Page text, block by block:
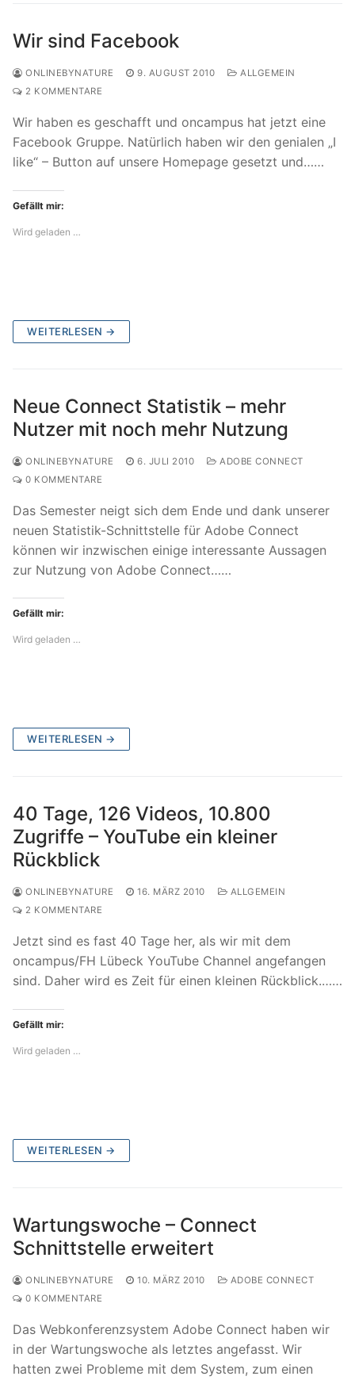
Wir sind Facebook
ONLINEBYNATURE 9. AUGUST 2010
ALLGEMEIN
2 KOMMENTARE
Wir haben es geschafft und oncampus hat jetzt eine
Facebook Gruppe. Natürlich haben wir den genialen „I
like“ – Button auf unsere Homepage gesetzt und……
Gefällt mir:
Wird geladen …
WEITERLESEN →
Neue Connect Statistik – mehr
Nutzer mit noch mehr Nutzung
ONLINEBYNATURE 6. JULI 2010
ADOBE CONNECT
0 KOMMENTARE
Das Semester neigt sich dem Ende und dank unserer
neuen Statistik-Schnittstelle für Adobe Connect
können wir inzwischen einige interessante Aussagen
zur Nutzung von Adobe Connect……
Gefällt mir:
Wird geladen …
WEITERLESEN →
40 Tage, 126 Videos, 10.800
Zugriffe – YouTube ein kleiner
Rückblick
ONLINEBYNATURE 16. MÄRZ 2010
ALLGEMEIN
2 KOMMENTARE
Jetzt sind es fast 40 Tage her, als wir mit dem
oncampus/FH Lübeck YouTube Channel angefangen
sind. Daher wird es Zeit für einen kleinen Rückblick.……
Gefällt mir:
Wird geladen …
WEITERLESEN →
Wartungswoche – Connect
Schnittstelle erweitert
ONLINEBYNATURE 10. MÄRZ 2010
ADOBE CONNECT
0 KOMMENTARE
Das Webkonferenzsystem Adobe Connect haben wir
in der Wartungswoche als letztes angefasst. Wir
hatten zwei Probleme mit dem System, zum einen